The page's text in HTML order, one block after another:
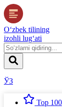
O‘zbek tilining
izohli lug‘ati
ЎЗ
Top 100